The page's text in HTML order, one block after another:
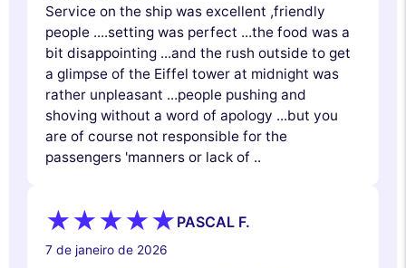
Service on the ship was excellent ,friendly
people ....setting was perfect ...the food was a
bit disappointing ...and the rush outside to get
a glimpse of the Eiffel tower at midnight was
rather unpleasant ...people pushing and
shoving without a word of apology ...but you
are of course not responsible for the
passengers 'manners or lack of ..
PASCAL F.
7 de janeiro de 2026